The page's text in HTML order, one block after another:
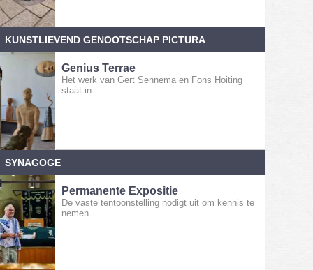
KUNSTLIEVEND GENOOTSCHAP PICTURA
Genius Terrae
Het werk van Gert Sennema en Fons Hoiting
staat in…
SYNAGOGE
Permanente Expositie
De vaste tentoonstelling nodigt uit om kennis te
nemen…